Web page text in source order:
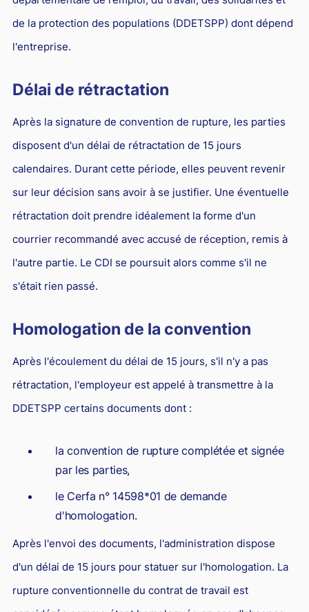
de la protection des populations (DDETSPP) dont dépend
l'entreprise.
Délai de rétractation
Après la signature de convention de rupture, les parties
disposent d'un délai de rétractation de 15 jours
calendaires. Durant cette période, elles peuvent revenir
sur leur décision sans avoir à se justifier. Une éventuelle
rétractation doit prendre idéalement la forme d'un
courrier recommandé avec accusé de réception, remis à
l'autre partie. Le CDI se poursuit alors comme s'il ne
s'était rien passé.
Homologation de la convention
Après l'écoulement du délai de 15 jours, s'il n'y a pas
rétractation, l'employeur est appelé à transmettre à la
DDETSPP certains documents dont :
la convention de rupture complétée et signée
par les parties,
le Cerfa n° 14598*01 de demande
d'homologation.
Après l'envoi des documents, l'administration dispose
d'un délai de 15 jours pour statuer sur l'homologation. La
rupture conventionnelle du contrat de travail est